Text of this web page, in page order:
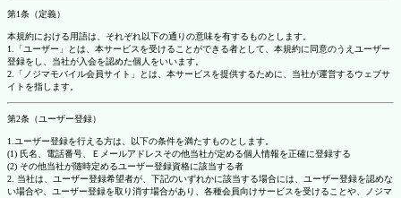
第1条（定義）
本規約における用語は、それぞれ以下の通りの意味を有するものとします。
1.「ユーザー」とは、本サービスを受けることができる者として、本規約に同意のうえユーザー
登録をし、当社が入会を認めた個人をいいます。
2.「ノジマモバイル会員サイト」とは、本サービスを提供するために、当社が運営するウェブサ
イトを指します。
第2条（ユーザー登録）
1.ユーザー登録を行える方は、以下の条件を満たすものとします。
(1) 氏名、電話番号、Ｅメールアドレスその他当社が定める個人情報を正確に登録する
(2) その他当社が随時定めるユーザー登録資格に該当する者
2. 当社は、ユーザー登録希望者が、下記のいずれかに該当する場合には、ユーザー登録を認めな
い場合や、ユーザー登録を取り消す場合があり、各種会員向けサービスを受けることや、ノジマ